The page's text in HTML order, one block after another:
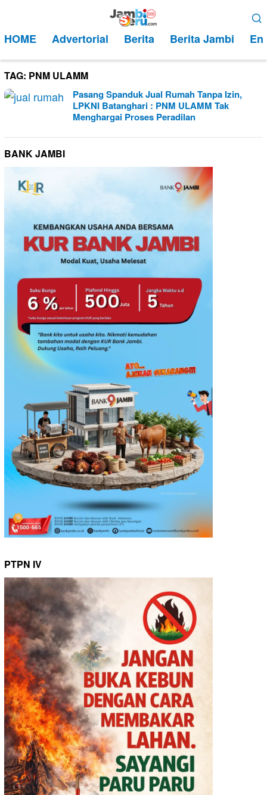
kontenMobile
HOME Advertorial Berita Berita Jambi
TAG: PNM ULAMM
Pasang Spanduk Jual Rumah Tanpa Izin,
LPKNI Batanghari : PNM ULAMM Tak
Menghargai Proses Peradilan
BANK JAMBI
PTPN IV